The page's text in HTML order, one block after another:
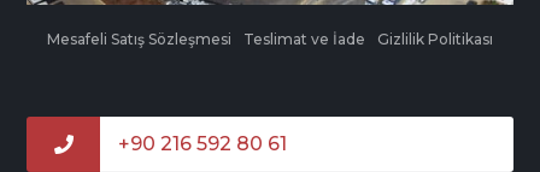
Mesafeli Satış Sözleşmesi Teslimat ve İade Gizlilik Politikası
+90 216 592 80 61